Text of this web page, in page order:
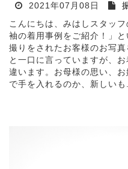
2021年07月08日
こんにちは、みはしスタッ
袖の着用事例をご紹介！」
撮りをされたお客様のお写
と一口に言っていますが、
違います。お母様の思い、
で手を入れるのか、新しい